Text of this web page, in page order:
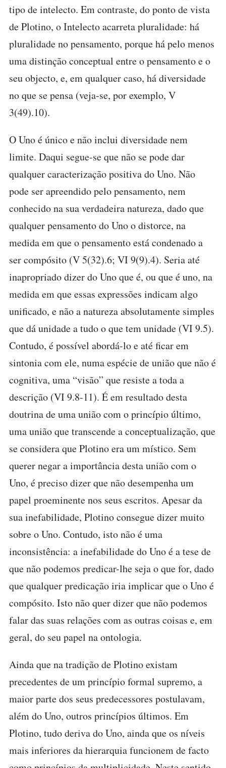
tipo de intelecto. Em contraste, do ponto de vista
de Plotino, o Intelecto acarreta pluralidade: há
pluralidade no pensamento, porque há pelo menos
uma distinção conceptual entre o pensamento e o
seu objecto, e, em qualquer caso, há diversidade
no que se pensa (veja-se, por exemplo, V
3(49).10).
O Uno é único e não inclui diversidade nem
limite. Daqui segue-se que não se pode dar
qualquer caracterização positiva do Uno. Não
pode ser apreendido pelo pensamento, nem
conhecido na sua verdadeira natureza, dado que
qualquer pensamento do Uno o distorce, na
medida em que o pensamento está condenado a
ser compósito (V 5(32).6; VI 9(9).4). Seria até
inapropriado dizer do Uno que é, ou que é uno, na
medida em que essas expressões indicam algo
unificado, e não a natureza absolutamente simples
que dá unidade a tudo o que tem unidade (VI 9.5).
Contudo, é possível abordá-lo e até ficar em
sintonia com ele, numa espécie de união que não é
cognitiva, uma “visão” que resiste a toda a
descrição (VI 9.8-11). É em resultado desta
doutrina de uma união com o princípio último,
uma união que transcende a conceptualização, que
se considera que Plotino era um místico. Sem
querer negar a importância desta união com o
Uno, é preciso dizer que não desempenha um
papel proeminente nos seus escritos. Apesar da
sua inefabilidade, Plotino consegue dizer muito
sobre o Uno. Contudo, isto não é uma
inconsistência: a inefabilidade do Uno é a tese de
que não podemos predicar-lhe seja o que for, dado
que qualquer predicação iria implicar que o Uno é
compósito. Isto não quer dizer que não podemos
falar das suas relações com as outras coisas e, em
geral, do seu papel na ontologia.
Ainda que na tradição de Plotino existam
precedentes de um princípio formal supremo, a
maior parte dos seus predecessores postulavam,
além do Uno, outros princípios últimos. Em
Plotino, tudo deriva do Uno, ainda que os níveis
mais inferiores da hierarquia funcionem de facto